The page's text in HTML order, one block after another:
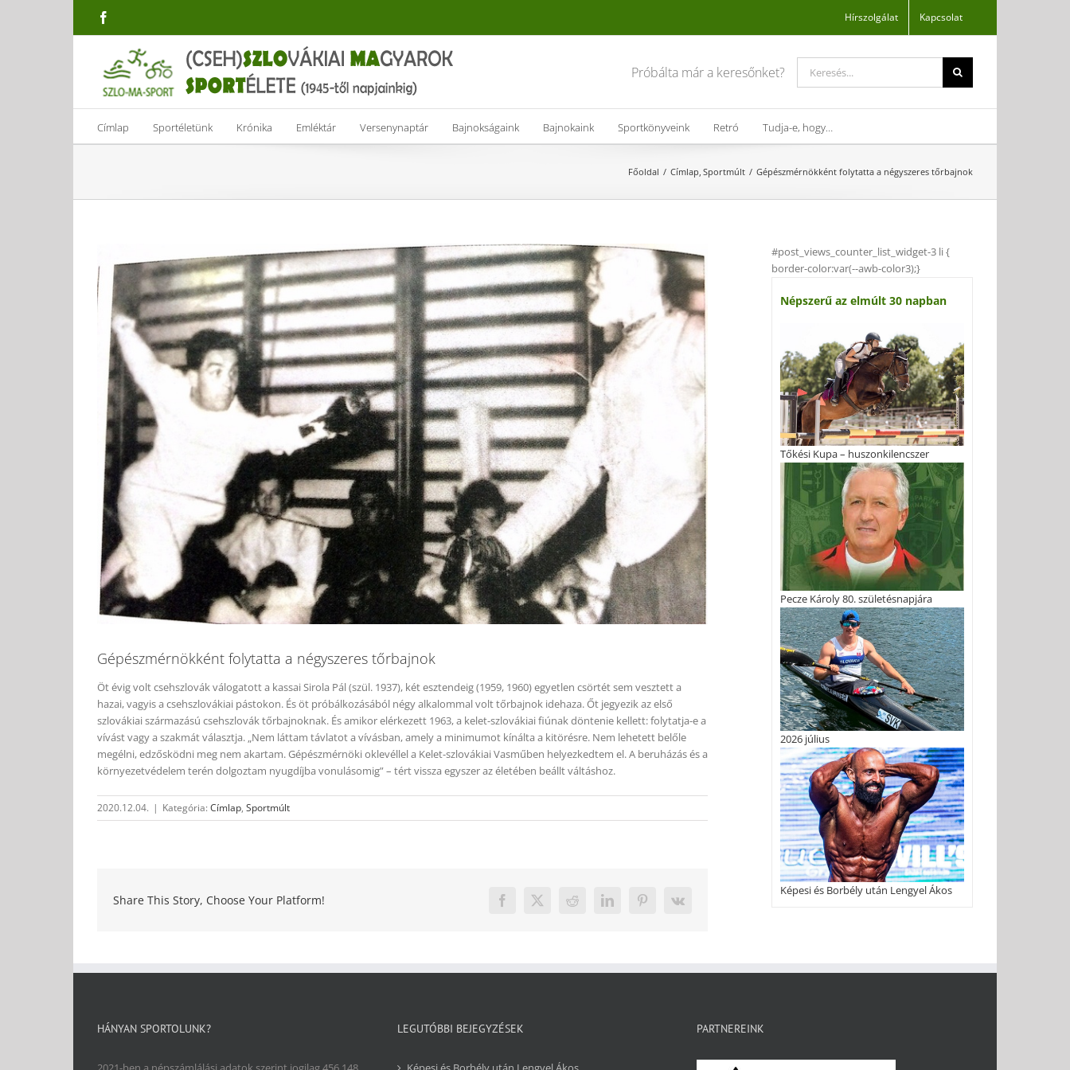
Hírszolgálat Kapcsolat
Próbálta már a keresőnket?
for:
Címlap Sportéletünk Krónika Emléktár Versenynaptár Bajnokságaink Bajnokaink Sportkönyveink Retró Tudja-e, hogy…
Főoldal Címlap Sportmúlt Gépészmérnökként folytatta a négyszeres tőrbajnok
Larger
Image
Gépészmérnökként folytatta a négyszeres tőrbajnok
Öt évig volt csehszlovák válogatott a kassai Sirola Pál (szül. 1937), két esztendeig (1959, 1960) egyetlen csörtét sem vesztett a
hazai, vagyis a csehszlovákiai pástokon. És öt próbálkozásából négy alkalommal volt tőrbajnok idehaza. Őt jegyezik az első
szlovákiai származású csehszlovák tőrbajnoknak. És amikor elérkezett 1963, a kelet-szlovákiai fiúnak döntenie kellett: folytatja-e a
vívást vagy a szakmát választja. „Nem láttam távlatot a vívásban, amely a minimumot kínálta a kitörésre. Nem lehetett belőle
megélni, edzősködni meg nem akartam. Gépészmérnöki oklevéllel a Kelet-szlovákiai Vasműben helyezkedtem el. A beruházás és a
környezetvédelem terén dolgoztam nyugdíjba vonulásomig” – tért vissza egyszer az életében beállt váltáshoz.
2020.12.04. | Kategória: Címlap, Sportmúlt
Share This Story, Choose Your Platform! Facebook
X Reddit LinkedInPinterest
Vk
#post_views_counter_list_widget-3 li {
border-color:var(--awb-color3);}
Népszerű az elmúlt 30 napban
Tőkési Kupa – huszonkilencszer
Pecze Károly 80. születésnapjára
2026 július
Képesi és Borbély után Lengyel Ákos
HÁNYAN SPORTOLUNK? LEGUTÓBBI BEJEGYZÉSEK PARTNEREINK